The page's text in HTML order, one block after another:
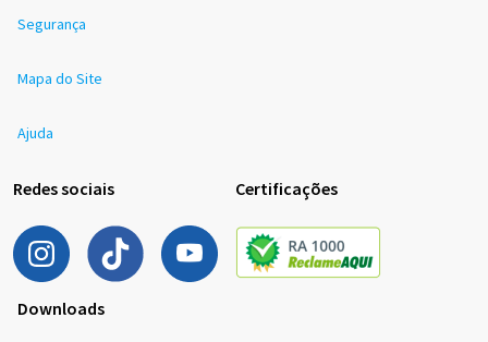
Segurança
Mapa do Site
Ajuda
Redes sociais Certificações
Downloads